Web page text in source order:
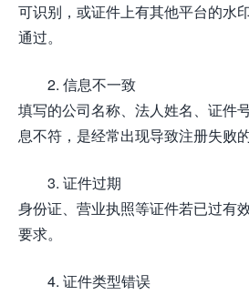
可识别，或证件上有其他平台的水
通过。
2. 信息不一致
填写的公司名称、法人姓名、证件
息不符，是经常出现导致注册失败的
3. 证件过期
身份证、营业执照等证件若已过有
要求。
4. 证件类型错误